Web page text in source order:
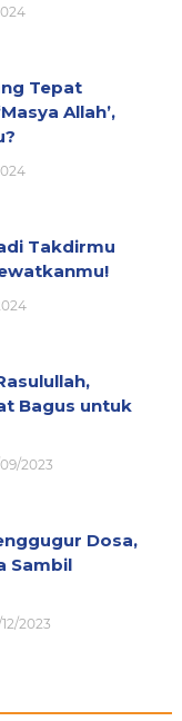
Tepat
Allah’,
Takdirmu
Bagus untuk
2023
Dosa,
Sambil
2023